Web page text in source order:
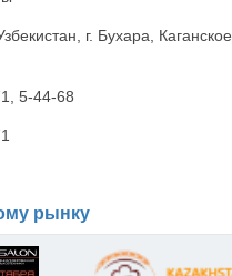
г. Бухара,
5-44-68
рынку